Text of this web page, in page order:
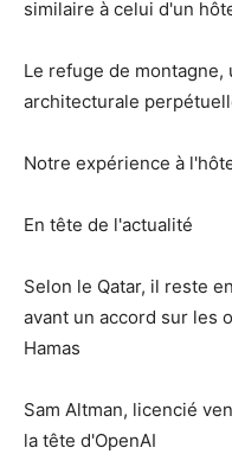
similaire à celui d'un
Le refuge de
architecturale
Notre expérience à
En tête de l'actualité
Selon le Qatar, il reste
avant un accord sur les
Hamas
Sam Altman, licencié
la tête d'OpenAI